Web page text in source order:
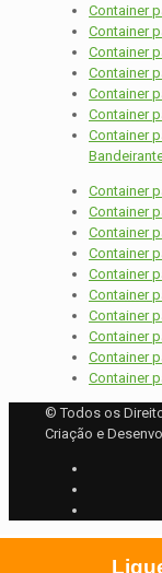
Container
Container
Container
Container
Container
Container
Container
Container
Container
Container
Container
Container
Container
Container
Container
Container
Container
© Todos os
Criação e